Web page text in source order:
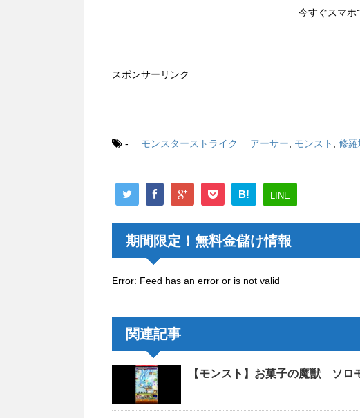
今すぐスマホ
スポンサーリンク
- モンスターストライク アーサー モンスト 修羅
B! LINE
期間限定！無料金儲け情報
Error: Feed has an error or is not valid
関連記事
【モンスト】お菓子の魔獣 ソロ